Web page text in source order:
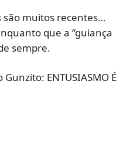
são muitos recentes…
que a “guiança
sempre.
ENTUSIASMO É